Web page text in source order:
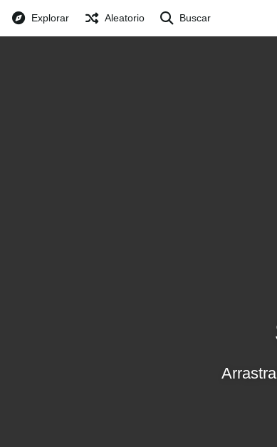
Explorar Aleatorio Buscar